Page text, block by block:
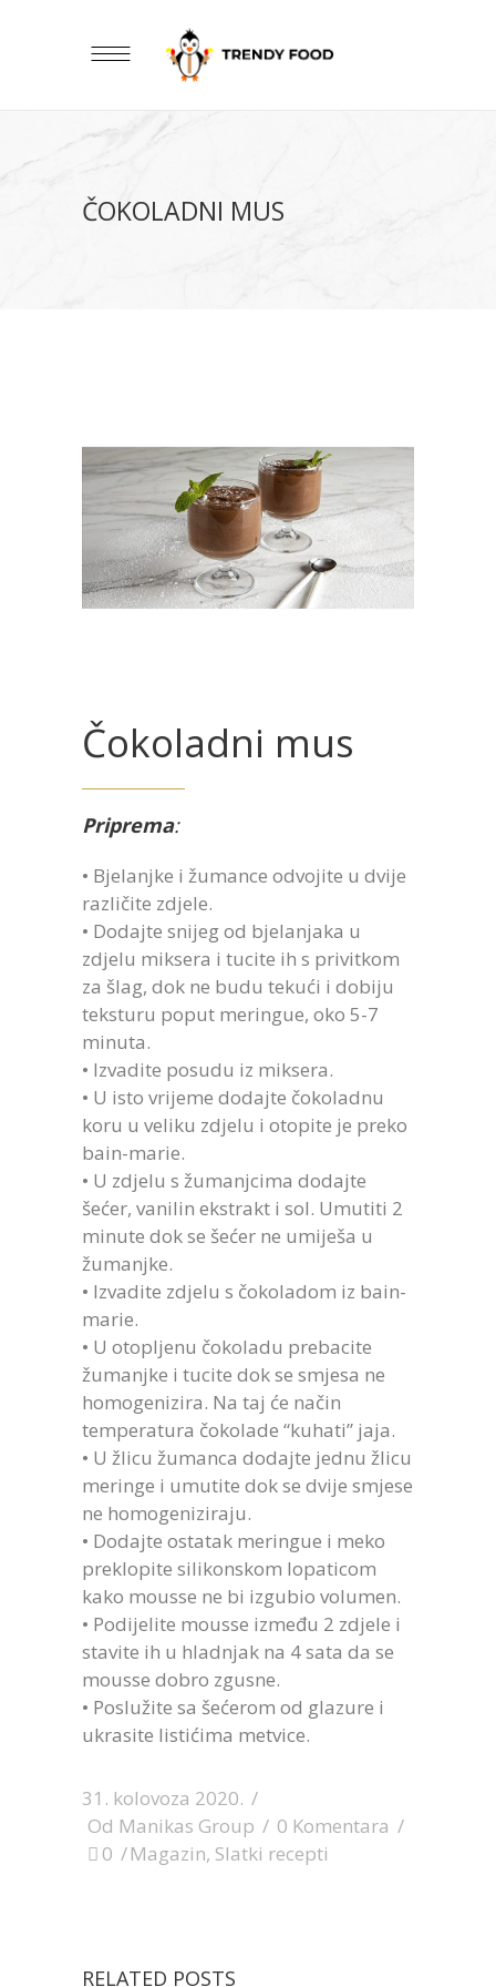
ČOKOLADNI MUS
Čokoladni mus
Priprema:
• Bjelanjke i žumance odvojite u dvije
različite zdjele.
• Dodajte snijeg od bjelanjaka u
zdjelu miksera i tucite ih s privitkom
za šlag, dok ne budu tekući i dobiju
teksturu poput meringue, oko 5-7
minuta.
• Izvadite posudu iz miksera.
• U isto vrijeme dodajte čokoladnu
koru u veliku zdjelu i otopite je preko
bain-marie.
• U zdjelu s žumanjcima dodajte
šećer, vanilin ekstrakt i sol. Umutiti 2
minute dok se šećer ne umiješa u
žumanjke.
• Izvadite zdjelu s čokoladom iz bain-
marie.
• U otopljenu čokoladu prebacite
žumanjke i tucite dok se smjesa ne
homogenizira. Na taj će način
temperatura čokolade “kuhati” jaja.
• U žlicu žumanca dodajte jednu žlicu
meringe i umutite dok se dvije smjese
ne homogeniziraju.
• Dodajte ostatak meringue i meko
preklopite silikonskom lopaticom
kako mousse ne bi izgubio volumen.
• Podijelite mousse između 2 zdjele i
stavite ih u hladnjak na 4 sata da se
mousse dobro zgusne.
• Poslužite sa šećerom od glazure i
ukrasite listićima metvice.
31. kolovoza 2020.
Od Manikas Group
0 Komentara
0
Magazin, Slatki recepti
RELATED POSTS